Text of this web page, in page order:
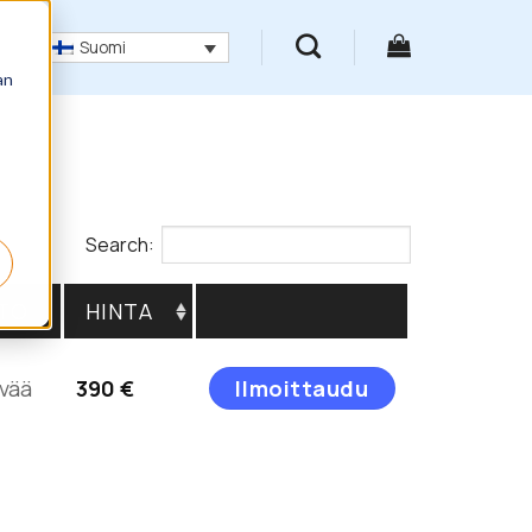
Suomi
Search:
HINTA
390 € Ilmoittaudu
Tällä